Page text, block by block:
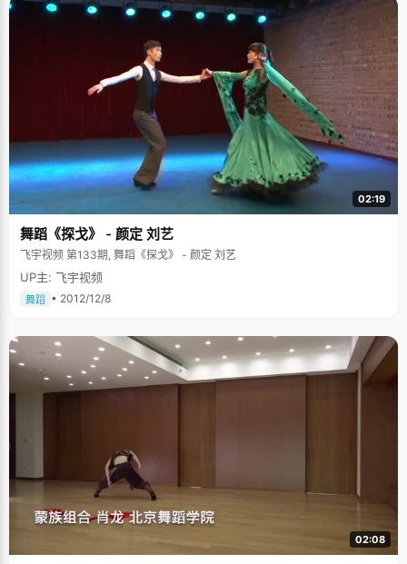
02:19
舞蹈《探戈》 - 颜定 刘艺
飞宇视频 第133期, 舞蹈《探戈》 - 颜定 刘艺
UP主: 飞宇视频
舞蹈 • 2012/12/8
02:08